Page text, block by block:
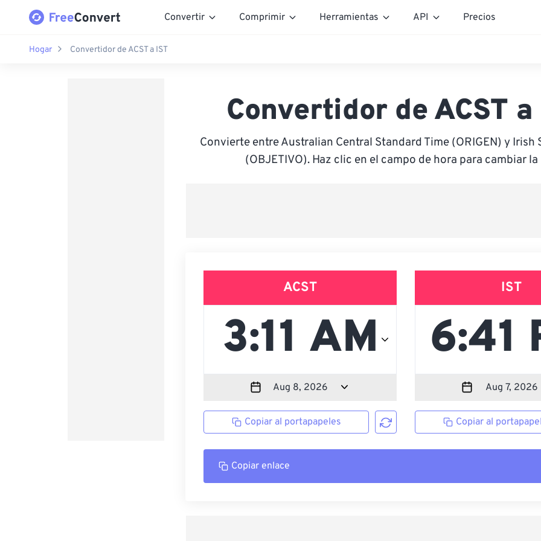
Convertir Comprimir Herramientas API Precios
Hogar Convertidor de ACST a IST
Convertidor de ACST a
Convierte entre Australian Central Standard Time (ORIGEN) y Irish
(OBJETIVO). Haz clic en el campo de hora para cambiar la
ACST
Copiar al portapapeles
IST
Copiar al
Copiar enlace